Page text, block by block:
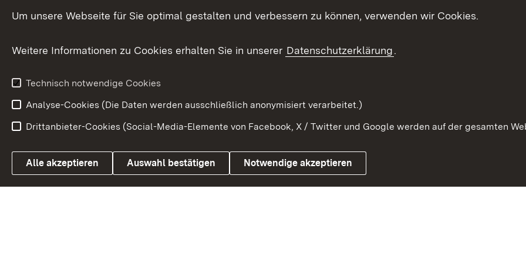
Versorgungsbezüge
Weitere
Bürgerbeauftragte Beteiligung stärken
Link zum Landesportal
Impressum Kontakt
Um unsere Webseite für Sie optimal gestalten und verbessern zu können, verwenden wir Cookies.
Weitere Informationen zu Cookies erhalten Sie in unserer Datenschutzerklärung.
Technisch notwendige Cookies
Analyse-Cookies (Die Daten werden ausschließlich anonymisiert verarbeitet.)
Drittanbieter-Cookies (Social-Media-Elemente von Facebook, X / Twitter und Google werden auf der gesamten
Alle akzeptieren Auswahl bestätigen Notwendige akzeptieren